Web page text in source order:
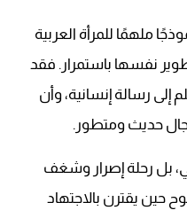
ملهمًا للمرأة العربية
نفسها باستمرار. فقد
رسالة إنسانية، وأن
حديث ومتطور.
بل رحلة إصرار وشغف
حين يقترن بالاجتهاد